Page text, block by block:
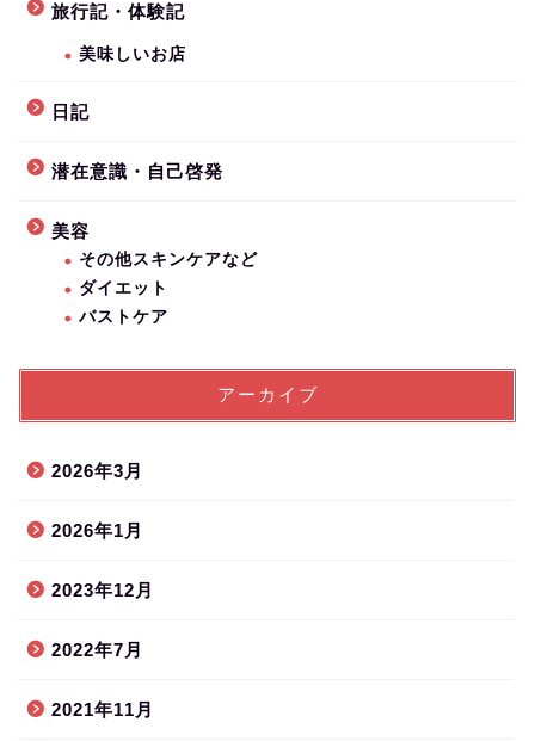
旅行記・体験記
美味しいお店
日記
潜在意識・自己啓発
美容
その他スキンケアなど
ダイエット
バストケア
アーカイブ
2026年3月
2026年1月
2023年12月
2022年7月
2021年11月